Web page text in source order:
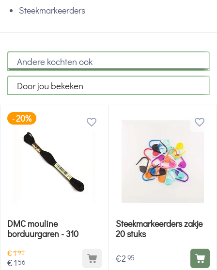
Steekmarkeerders
Andere kochten ook
Door jou bekeken
-20%
DMC mouline
borduurgaren - 310
€195
€1 56
Steekmarkeerders zakje
20 stuks
€2 95